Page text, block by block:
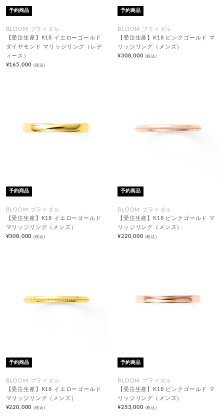
予約商品
BLOOM ブライダル
【受注生産】K18 イエローゴールド
ダイヤモンド マリッジリング（レデ
ィース）
¥165,000(税込)
予約商品
BLOOM ブライダル
【受注生産】K18 ピンクゴールド マ
リッジリング（メンズ）
¥308,000 (税込)
予約商品
BLOOM ブライダル
【受注生産】K18 イエローゴールド
マリッジリング（メンズ）
¥308,000(税込)
予約商品
BLOOM ブライダル
【受注生産】K18 ピンクゴールド マ
リッジリング（メンズ）
¥220,000 (税込)
予約商品
BLOOM ブライダル
【受注生産】K18 イエローゴールド
マリッジリング（メンズ）
¥220,000(税込)
予約商品
BLOOM ブライダル
【受注生産】K18 ピンクゴールド マ
リッジリング（メンズ）
¥253,000 (税込)